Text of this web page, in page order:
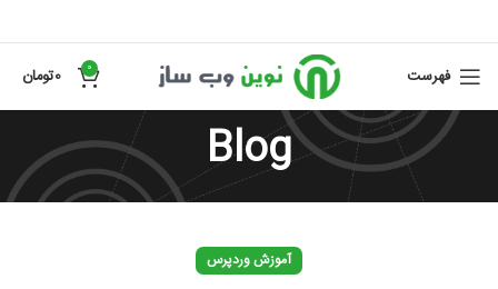
فهرست 0
0تومان
Blog
آموزش وردپرس